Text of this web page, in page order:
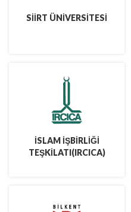
SİİRT ÜNİVERSİTESİ
İSLAM İŞBİRLİĞİ
TEŞKİLATI(IRCICA)